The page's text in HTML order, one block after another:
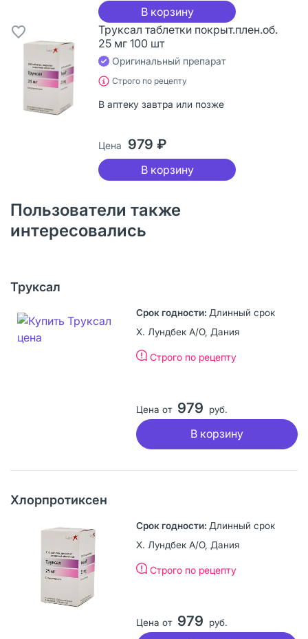
В корзину
Труксал таблетки покрыт.плен.об.
25 мг 100 шт
Оригинальный препарат
Строго по рецепту
В аптеку завтра или позже
Цена 979 ₽
В корзину
Пользователи также
интересовались
Труксал
Длинный срок
Х. Лундбек А/О, Дания
Строго по рецепту
Цена от 979 руб.
В корзину
Хлорпротиксен
Длинный срок
Х. Лундбек А/О, Дания
Строго по рецепту
Цена от 979 руб.